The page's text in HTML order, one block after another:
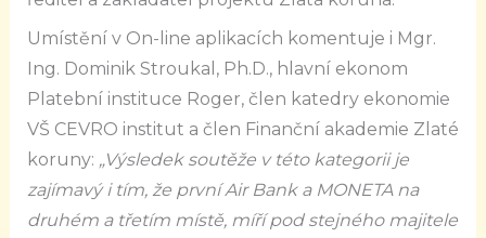
Umístění v On-line aplikacích komentuje i Mgr.
Ing. Dominik Stroukal, Ph.D., hlavní ekonom
Platební instituce Roger, člen katedry ekonomie
VŠ CEVRO institut a člen Finanční akademie Zlaté
koruny: „Výsledek soutěže v této kategorii je
zajímavý i tím, že první Air Bank a MONETA na
druhém a třetím místě, míří pod stejného majitele